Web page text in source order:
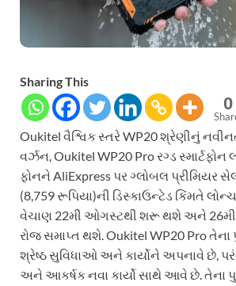
Sharing This
0
Oukitel વૈશ્વિક સ્તરે WP20 શ્રેણીનું
વર્ઝન, Oukitel WP20 Pro રગ્ડ સ્માર્ટફોન
ફોનને AliExpress પર ગ્લોબલ પ્રીમિયર
(8,759 રૂપિયા)ની ડિસ્કાઉન્ટેડ કિંમતે
વેચાણ 22મી ઓગસ્ટથી શરૂ થશે અને
રોજ સમાપ્ત થશે. Oukitel WP20 Pro તેના
શ્રેષ્ઠ સુવિધાઓ અને કાર્યોને અપનાવે છે,
અને આકર્ષક નવા કાર્યો સાથે આવે છે. તેના